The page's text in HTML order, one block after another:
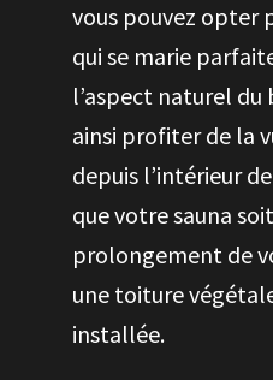
vous pouvez opter
qui se marie
l’aspect naturel du
ainsi profiter de la
depuis l’intérieur
que votre sauna
prolongement de
une toiture
installée.